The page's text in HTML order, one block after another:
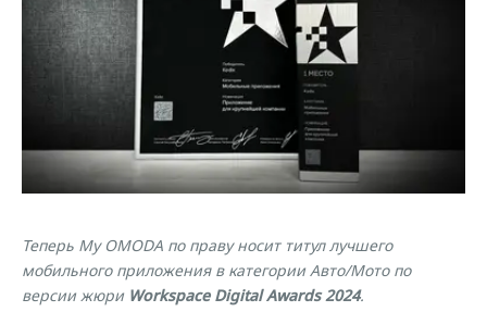
Страхование
Кредитный калькулятор
Аксессуары
Одежда и сувениры
Оригинальные аксессуары
Запчасти
Трейд-ин
Калькулятор трейд-ин
Дополнительная техническая поддержка
Руководства по эксплуатации
Клиентская поддержка
Клуб владельцев OMODA
Приложение O&J
Аксессуары
Одежда и сувениры
Обратная связь
Теперь My OMODA по праву носит титул лучшего
мобильного приложения в категории Авто/Мото по
версии жюри Workspace Digital Awards 2024.